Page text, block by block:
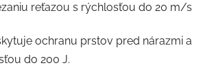
reťazou s rýchlosťou do 20 m/s
ochranu prstov pred nárazmi a
do 200 J.